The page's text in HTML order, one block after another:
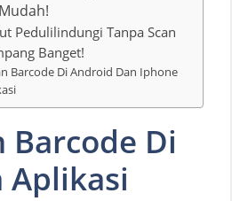
Pedulilindungi Tanpa Scan
Banget!
Barcode Di Android Dan Iphone
Barcode Di
Aplikasi